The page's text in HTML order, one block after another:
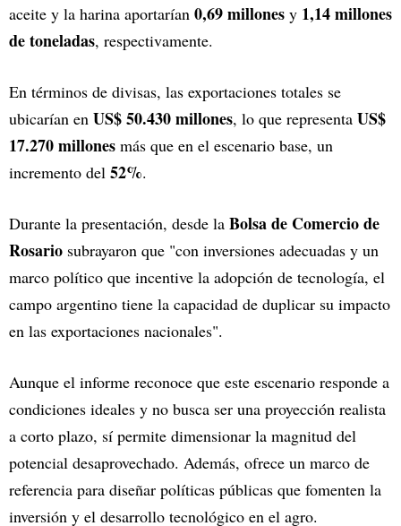
aceite y la harina aportarían 0,69 millones y 1,14 millones
de toneladas, respectivamente.
En términos de divisas, las exportaciones totales se
ubicarían en US$ 50.430 millones, lo que representa US$
17.270 millones más que en el escenario base, un
incremento del 52%.
Durante la presentación, desde la Bolsa de Comercio de
Rosario subrayaron que "con inversiones adecuadas y un
marco político que incentive la adopción de tecnología, el
campo argentino tiene la capacidad de duplicar su impacto
en las exportaciones nacionales".
Aunque el informe reconoce que este escenario responde a
condiciones ideales y no busca ser una proyección realista
a corto plazo, sí permite dimensionar la magnitud del
potencial desaprovechado. Además, ofrece un marco de
referencia para diseñar políticas públicas que fomenten la
inversión y el desarrollo tecnológico en el agro.